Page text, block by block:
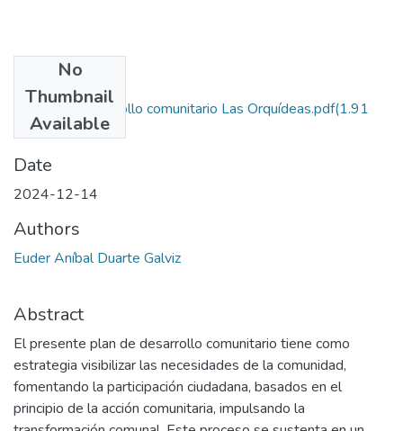
No
Thumbnail
Available
6. Plan de desarrollo comunitario Las Orquídeas.pdf(1.91
MB)
Date
2024-12-14
Authors
Euder Aníbal Duarte Galviz
Abstract
El presente plan de desarrollo comunitario tiene como
estrategia visibilizar las necesidades de la comunidad,
fomentando la participación ciudadana, basados en el
principio de la acción comunitaria, impulsando la